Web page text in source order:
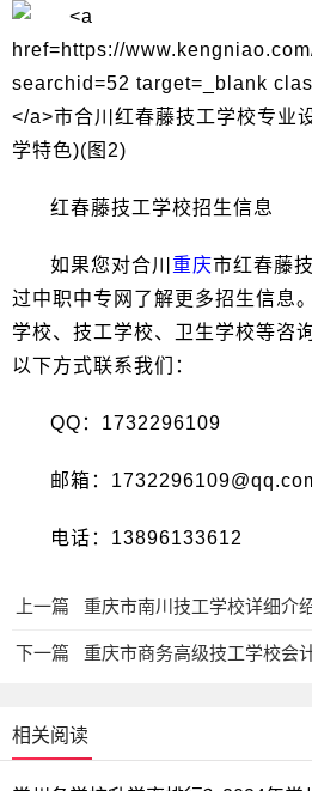
红春藤技工学校招生信息
如果您对合川 重庆市红春藤
过中职中专网了解更多招生信息
学校、技工学校、卫生学校等咨
以下方式联系我们：
QQ：1732296109
邮箱：
电话：13896133612
上一篇 重庆市南川技工学校详细介
下一篇 重庆市商务高级技工学校会
相关阅读